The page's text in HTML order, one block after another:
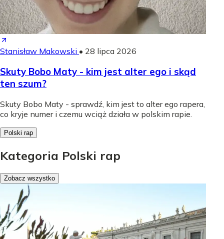
Stanisław Makowski • 28 lipca 2026
Skuty Bobo Maty - kim jest alter ego i skąd
ten szum?
Skuty Bobo Maty - sprawdź, kim jest to alter ego rapera,
co kryje numer i czemu wciąż działa w polskim rapie.
Polski rap
Kategoria Polski rap
Zobacz wszystko